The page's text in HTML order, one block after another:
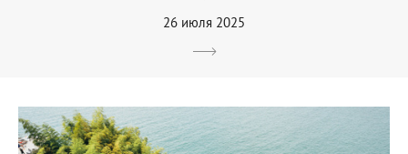
26 июля 2025